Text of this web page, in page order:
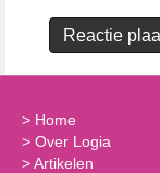
> Home
> Over Logia
>Artikelen